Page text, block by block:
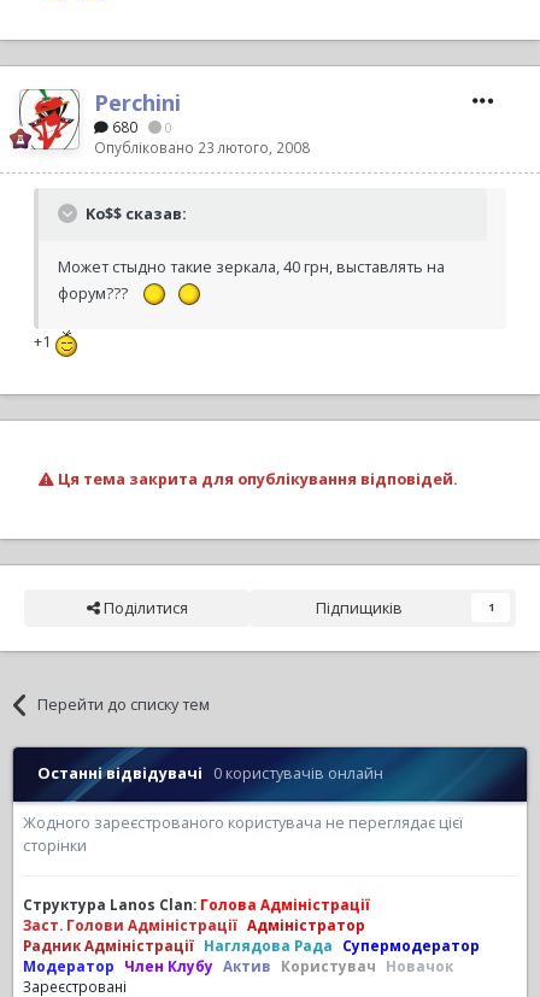
Perchini
680 0
Опубліковано 23 лютого, 2008
Ko$$ сказав:
Может стыдно такие зеркала, 40 грн, выставлять на
форум???
+1
Ця тема закрита для опублікування відповідей.
Поділитися Підпищиків 1
Перейти до списку тем
Останні відвідувачі 0 користувачів онлайн
Жодного зареєстрованого користувача не переглядає цієї
сторінки
Структура Lanos Clan: Голова Адміністрації
Заст. Голови Адміністрації Адміністратор
Радник Адміністрації Наглядова Рада
Супермодератор
Модератор
Член Клубу Актив Користувач
Новачок
Зареєстровані